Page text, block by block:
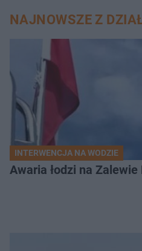
NAJNOWSZE Z
INTERWENCJA NA WODZIE
Awaria łodzi na